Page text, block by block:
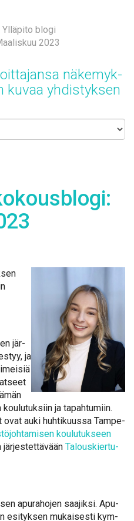
Yl­lä­pi­to blo­gi
2023
nä­ke­myk­
ku­vaa yh­dis­tyk­sen
jär­
ja
ja ta­pah­tu­miin.
au­ki huh­ti­kuus­sa Tam­pe­
kou­lu­tuk­seen
jär­jes­tet­tä­vään Ta­lous­kier­tu­
apu­ra­ho­jen saa­jik­si. Apu­
esi­tyk­sen mu­kai­ses­ti kym­